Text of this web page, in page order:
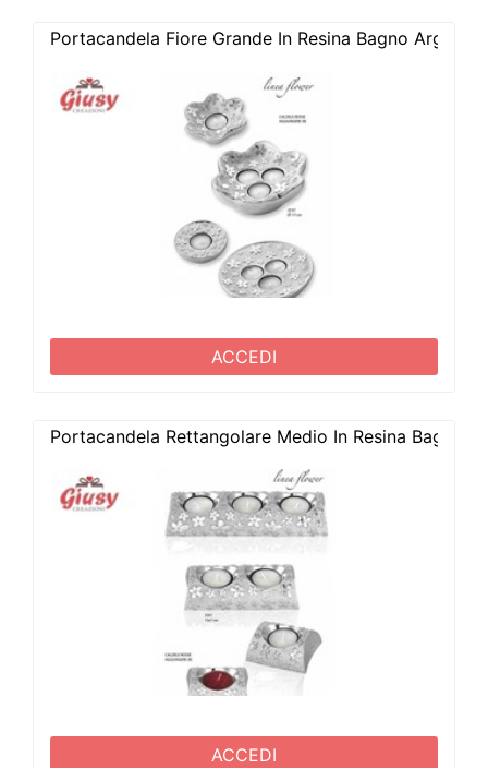
Portacandela Fiore Grande In Resina Bagno
ACCEDI
Portacandela Rettangolare Medio In Resina Bagno
ACCEDI